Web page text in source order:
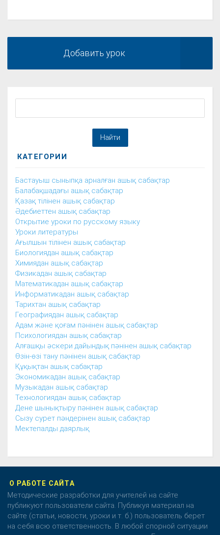
Добавить урок
КАТЕГОРИИ
Бастауыш сыныпқа арналған ашық сабақтар
Балабақшадағы ашық сабақтар
Қазақ тілінен ашық сабақтар
Әдебиеттен ашық сабақтар
Открытие уроки по русскому языку
Уроки литературы
Ағылшын тілінен ашық сабақтар
Биологиядан ашық сабақтар
Химиядан ашық сабақтар
Физикадан ашық сабақтар
Математикадан ашық сабақтар
Информатикадан ашық сабақтар
Тарихтан ашық сабақтар
Географиядан ашық сабақтар
Адам және қоғам пәнінен ашық сабақтар
Психологиядан ашық сабақтар
Алғашқы әскери дайындық пәнінен ашық сабақтар
Өзін-өзі тану пәнінен ашық сабақтар
Құқықтан ашық сабақтар
Экономикадан ашық сабақтар
Музыкадан ашық сабақтар
Технологиядан ашық сабақтар
Дене шынықтыру пәнінен ашық сабақтар
Сызу сурет пәндерінен ашық сабақтар
Мектепалды даярлық
О РАБОТЕ САЙТА
Методические разработки для учителей на сайте
публикуют пользователи сайта. Публикуя материал на
сайте (статьи, новости, уроки и т. б.) пользователь берет
на себя всю ответственность. В любой спорной ситуации